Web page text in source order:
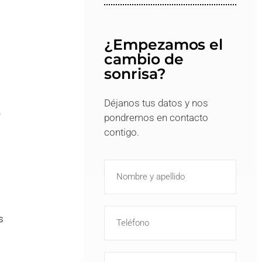
¿Empezamos el
cambio de
sonrisa?
Déjanos tus datos y nos
pondremos en contacto
contigo.